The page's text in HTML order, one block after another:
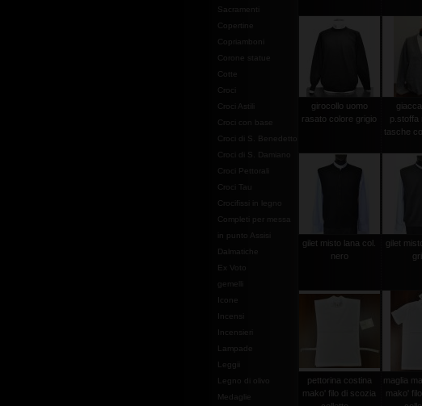
Sacramenti
Copertine
Copriamboni
Corone statue
Cotte
Croci
Croci Astili
Croci con base
Croci di S. Benedetto
Croci di S. Damiano
Croci Pettorali
Croci Tau
Crocifissi in legno
Completi per messa
in punto Assisi
Dalmatiche
Ex Voto
gemelli
Icone
Incensi
Incensieri
Lampade
Leggii
Legno di olivo
Medaglie
girocollo uomo
rasato colore grigio
p.stoffa
tasche
gilet misto lana col.
nero
gilet
pettorina costina
mako' filo di scozia
maglia
mako'